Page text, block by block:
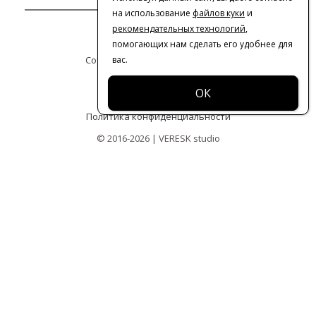
Контакты
Сотрудничество с дизайнерами
Политика конфиденциальности
© 2016-2026 | VERESK studio
на использование файлов куки и
рекомендательных технологий,
помогающих нам сделать его удобнее для
вас.